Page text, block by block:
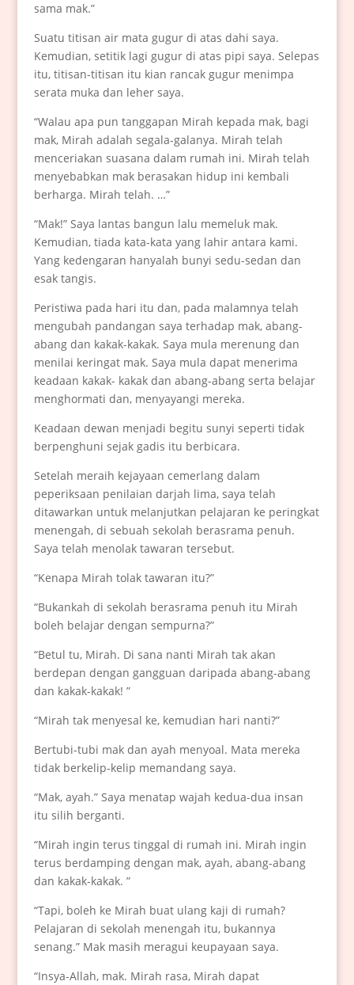
sama mak.”
Suatu titisan air mata gugur di atas dahi saya.
Kemudian, setitik lagi gugur di atas pipi saya. Selepas
itu, titisan-titisan itu kian rancak gugur menimpa
serata muka dan leher saya.
“Walau apa pun tanggapan Mirah kepada mak, bagi
mak, Mirah adalah segala-galanya. Mirah telah
menceriakan suasana dalam rumah ini. Mirah telah
menyebabkan mak berasakan hidup ini kembali
berharga. Mirah telah. …”
“Mak!” Saya lantas bangun lalu memeluk mak.
Kemudian, tiada kata-kata yang lahir antara kami.
Yang kedengaran hanyalah bunyi sedu-sedan dan
esak tangis.
Peristiwa pada hari itu dan, pada malamnya telah
mengubah pandangan saya terhadap mak, abang-
abang dan kakak-kakak. Saya mula merenung dan
menilai keringat mak. Saya mula dapat menerima
keadaan kakak- kakak dan abang-abang serta belajar
menghormati dan, menyayangi mereka.
Keadaan dewan menjadi begitu sunyi seperti tidak
berpenghuni sejak gadis itu berbicara.
Setelah meraih kejayaan cemerlang dalam
peperiksaan penilaian darjah lima, saya telah
ditawarkan untuk melanjutkan pelajaran ke peringkat
menengah, di sebuah sekolah berasrama penuh.
Saya telah menolak tawaran tersebut.
“Kenapa Mirah tolak tawaran itu?”
“Bukankah di sekolah berasrama penuh itu Mirah
boleh belajar dengan sempurna?”
“Betul tu, Mirah. Di sana nanti Mirah tak akan
berdepan dengan gangguan daripada abang-abang
dan kakak-kakak! ”
“Mirah tak menyesal ke, kemudian hari nanti?”
Bertubi-tubi mak dan ayah menyoal. Mata mereka
tidak berkelip-kelip memandang saya.
“Mak, ayah.” Saya menatap wajah kedua-dua insan
itu silih berganti.
“Mirah ingin terus tinggal di rumah ini. Mirah ingin
terus berdamping dengan mak, ayah, abang-abang
dan kakak-kakak. ”
“Tapi, boleh ke Mirah buat ulang kaji di rumah?
Pelajaran di sekolah menengah itu, bukannya
senang.” Mak masih meragui keupayaan saya.
“Insya-Allah, mak. Mirah rasa, Mirah dapat